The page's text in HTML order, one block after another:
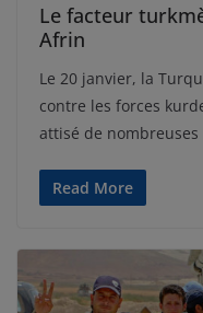
Le facteur
Afrin
Le 20 janvier, la
contre les forces
attisé de nombreuses
Read More